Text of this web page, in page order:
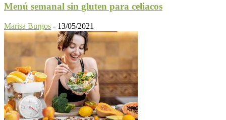
Menú semanal sin gluten para celiacos
Marisa Burgos - 13/05/2021